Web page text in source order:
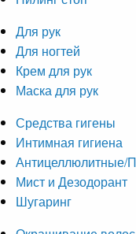
Для рук
Для ногтей
Крем для рук
Маска для рук
Средства гигены
Интимная гигиена
Антицеллюлитные/
Мист и Дезодорант
Шугаринг